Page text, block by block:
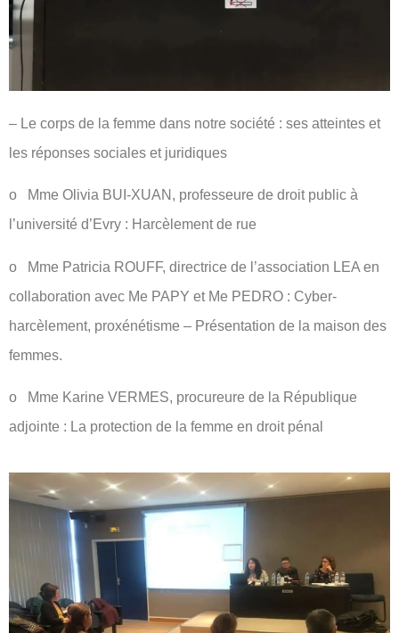
– Le corps de la femme dans notre société : ses atteintes et
les réponses sociales et juridiques
o Mme Olivia BUI-XUAN, professeure de droit public à
l’université d’Evry : Harcèlement de rue
o Mme Patricia ROUFF, directrice de l’association LEA en
collaboration avec Me PAPY et Me PEDRO : Cyber-
harcèlement, proxénétisme – Présentation de la maison des
femmes.
o Mme Karine VERMES, procureure de la République
adjointe : La protection de la femme en droit pénal